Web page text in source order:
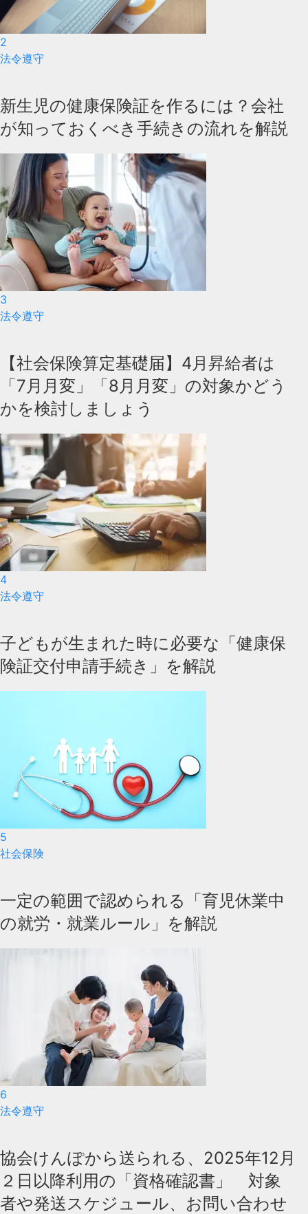
2
法令遵守
新生児の健康保険証を作るには？会社
が知っておくべき手続きの流れを解説
3
法令遵守
【社会保険算定基礎届】4月昇給者は
「7月月変」「8月月変」の対象かどう
かを検討しましょう
4
法令遵守
子どもが生まれた時に必要な「健康保
険証交付申請手続き」を解説
5
社会保険
一定の範囲で認められる「育児休業中
の就労・就業ルール」を解説
6
法令遵守
協会けんぽから送られる、2025年12月
２日以降利用の「資格確認書」 対象
者や発送スケジュール、お問い合わせ